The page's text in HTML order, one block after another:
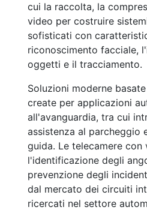
cui la raccolta, la
video per costruire
sofisticati con
riconoscimento facciale,
oggetti e il tracciamento.
Soluzioni moderne
create per applicazioni
all'avanguardia, tra cui
assistenza al parcheggio
guida. Le telecamere con
l'identificazione degli
prevenzione degli
dal mercato dei circuiti
ricercati nel settore